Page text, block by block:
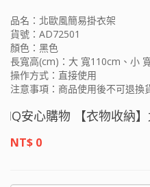
品名：北歐風簡易掛衣架
貨號：AD72501
顏色：黑色
長寬高(cm)：大 寬110cm、小
操作方式：直接使用
注意事項：商品使用後不可退換
安心購物 【衣物收納】
NT$ 0